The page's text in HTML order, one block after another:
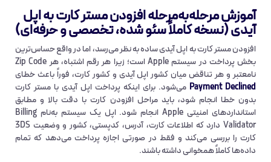
آموزش مرحله‌به‌مرحله افزودن مستر کارت به اپل
آیدی (نسخه کاملاً سئو شده، تخصصی و حرفه‌ای)
افزودن مستر کارت به اپل آیدی ساده به نظر می‌رسد، اما در واقع حساس‌ترین
بخش پرداخت در سیستم Apple است؛ زیرا هر رقم اشتباه، هر Zip Code
نامعتبر و هر تناقض میان کشور اپل آیدی و کشور کارت، فوراً باعث خطای
Payment Declined می‌شود. برای اینکه پرداخت اپل آیدی با مستر کارت
بدون خطا انجام شود، باید مراحل افزودن کارت با دقت بالا و مطابق
استانداردهای امنیتی Apple انجام شود. اپل یک سیستم به‌نام Billing
Validator دارد که اطلاعات کارت، آدرس، کدپستی، کشور و وضعیت 3DS
کارت را بررسی می‌کند و فقط در صورتی اجازه پرداخت می‌دهد که تمام
داده‌ها کاملاً همخوانی داشته باشند.